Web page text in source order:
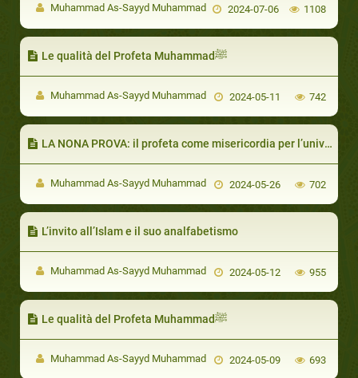
Muhammad As-Sayyd Muhammad 2024-07-06 1108
Le qualità del Profeta Muhammadﷺ
Muhammad As-Sayyd Muhammad 2024-05-11 742
LA NONA PROVA: il profeta come misericordia per l’universo.
Muhammad As-Sayyd Muhammad 2024-05-26 702
L’invito all’Islam e il suo analfabetismo
Muhammad As-Sayyd Muhammad 2024-05-12 955
Le qualità del Profeta Muhammadﷺ
Muhammad As-Sayyd Muhammad 2024-05-09 693